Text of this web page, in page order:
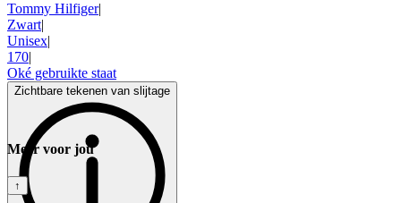
Tommy Hilfiger|
Zwart|
Unisex|
170|
Oké gebruikte staat
Zichtbare tekenen van slijtage
Meer voor jou
↑